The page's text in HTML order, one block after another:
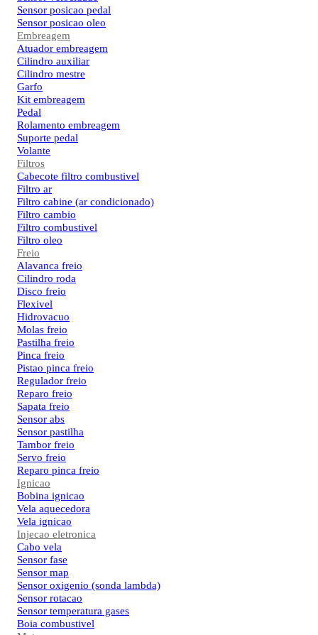
Sensor posicao pedal
Sensor posicao oleo
Embreagem
Atuador embreagem
Cilindro auxiliar
Cilindro mestre
Garfo
Kit embreagem
Pedal
Rolamento embreagem
Suporte pedal
Volante
Filtros
Cabecote filtro combustivel
Filtro ar
Filtro cabine (ar condicionado)
Filtro cambio
Filtro combustivel
Filtro oleo
Freio
Alavanca freio
Cilindro roda
Disco freio
Flexivel
Hidrovacuo
Molas freio
Pastilha freio
Pinca freio
Pistao pinca freio
Regulador freio
Reparo freio
Sapata freio
Sensor abs
Sensor pastilha
Tambor freio
Servo freio
Reparo pinca freio
Ignicao
Bobina ignicao
Vela aquecedora
Vela ignicao
Injecao eletronica
Cabo vela
Sensor fase
Sensor map
Sensor oxigenio (sonda lambda)
Sensor rotacao
Sensor temperatura gases
Boia combustivel